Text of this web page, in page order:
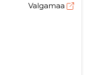
Valgamaa